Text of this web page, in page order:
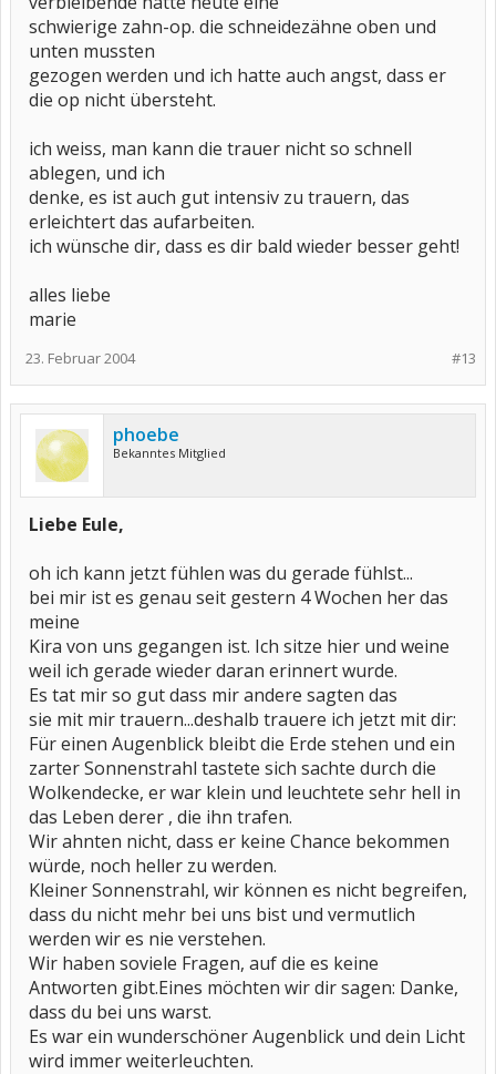
schwierige zahn-op. die schneidezähne oben und
unten mussten
gezogen werden und ich hatte auch angst, dass er
die op nicht übersteht.
ich weiss, man kann die trauer nicht so schnell
ablegen, und ich
denke, es ist auch gut intensiv zu trauern, das
erleichtert das aufarbeiten.
ich wünsche dir, dass es dir bald wieder besser geht!
alles liebe
marie
#13
23. Februar 2004
phoebe
Bekanntes Mitglied
Liebe Eule,
oh ich kann jetzt fühlen was du gerade fühlst...
bei mir ist es genau seit gestern 4 Wochen her das
meine
Kira von uns gegangen ist. Ich sitze hier und weine
weil ich gerade wieder daran erinnert wurde.
Es tat mir so gut dass mir andere sagten das
sie mit mir trauern...deshalb trauere ich jetzt mit dir:
Für einen Augenblick bleibt die Erde stehen und ein
zarter Sonnenstrahl tastete sich sachte durch die
Wolkendecke, er war klein und leuchtete sehr hell in
das Leben derer , die ihn trafen.
Wir ahnten nicht, dass er keine Chance bekommen
würde, noch heller zu werden.
Kleiner Sonnenstrahl, wir können es nicht begreifen,
dass du nicht mehr bei uns bist und vermutlich
werden wir es nie verstehen.
Wir haben soviele Fragen, auf die es keine
Antworten gibt.Eines möchten wir dir sagen: Danke,
dass du bei uns warst.
Es war ein wunderschöner Augenblick und dein Licht
wird immer weiterleuchten.